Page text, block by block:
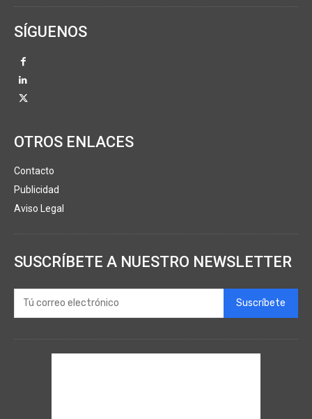
SÍGUENOS
OTROS ENLACES
Contacto
Publicidad
Aviso Legal
SUSCRÍBETE A NUESTRO NEWSLETTER
Suscríbete